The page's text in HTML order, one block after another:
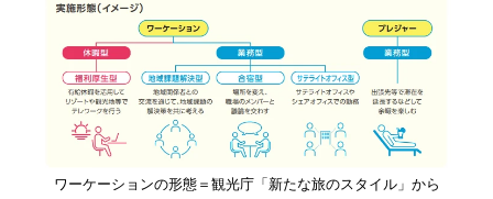
ワーケーションの形態＝観光庁「新たな旅のスタイル」から